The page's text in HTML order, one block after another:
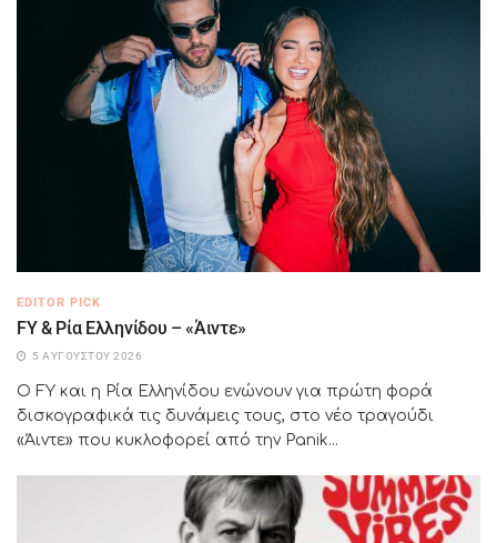
EDITOR PICK
FY & Ρία Ελληνίδου – «Άιντε»
5 ΑΥΓΟΎΣΤΟΥ 2026
Ο FY και η Ρία Ελληνίδου ενώνουν για πρώτη φορά
δισκογραφικά τις δυνάμεις τους, στο νέο τραγούδι
«Άιντε» που κυκλοφορεί από την Panik...